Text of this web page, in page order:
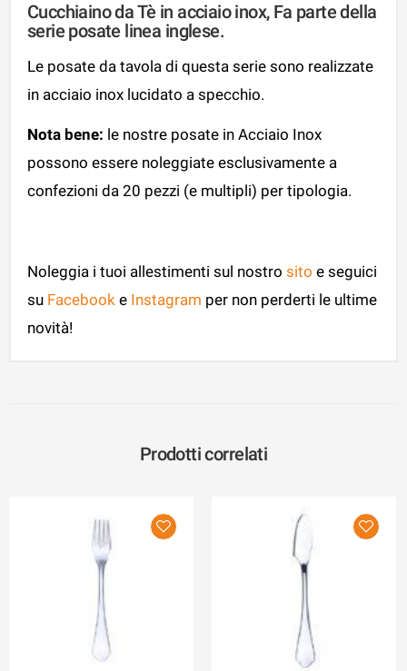
Cucchiaino da Tè in acciaio inox, Fa parte della
serie posate linea inglese.
Le posate da tavola di questa serie sono realizzate
in acciaio inox lucidato a specchio.
Nota bene: le nostre posate in Acciaio Inox
possono essere noleggiate esclusivamente a
confezioni da 20 pezzi (e multipli) per tipologia.
Noleggia i tuoi allestimenti sul nostro sito e seguici
su Facebook e Instagram per non perderti le ultime
novità!
Prodotti correlati